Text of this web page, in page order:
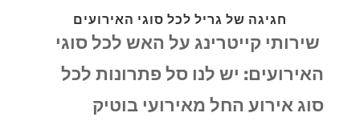
חגיגה של גריל לכל סוגי האירועים
שירותי קייטרינג על האש לכל סוגי
האירועים: יש לנו סל פתרונות לכל
סוג אירוע החל מאירועי בוטיק